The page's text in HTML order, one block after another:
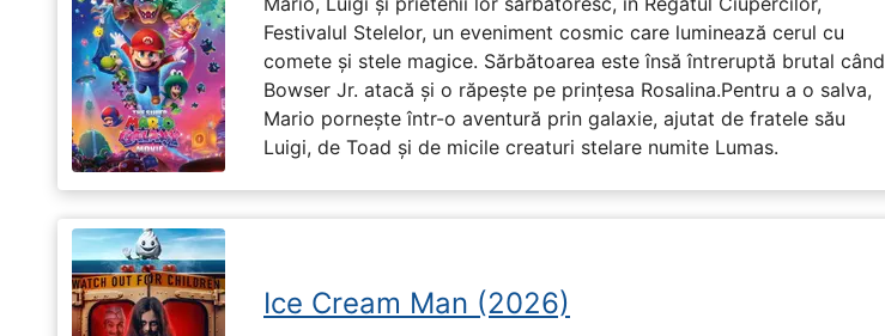
Festivalul Stelelor, un eveniment cosmic care luminează cerul cu
comete și stele magice. Sărbătoarea este însă întreruptă brutal când
Bowser Jr. atacă și o răpește pe prinţesa Rosalina.Pentru a o salva,
Mario pornește într-o aventură prin galaxie, ajutat de fratele său
Luigi, de Toad și de micile creaturi stelare numite Lumas.
Ice Cream Man (2026)